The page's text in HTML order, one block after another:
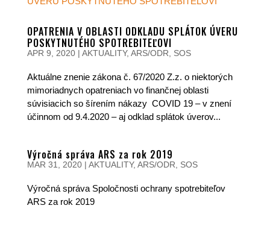
OPATRENIA V OBLASTI ODKLADU SPLÁTOK ÚVERU
POSKYTNUTÉHO SPOTREBITEĽOVI
APR 9, 2020| AKTUALITY, ARS/ODR SOS
Aktuálne znenie zákona č. 67/2020 Z.z. o niektorých
mimoriadnych opatreniach vo finančnej oblasti
súvisiacich so šírením nákazy COVID 19 – v znení
účinnom od 9.4.2020 – aj odklad splátok úverov...
Výročná správa ARS za rok 2019
MAR 31, 2020| AKTUALITY, ARS/ODR SOS
Výročná správa Spoločnosti ochrany spotrebiteľov
ARS za rok 2019